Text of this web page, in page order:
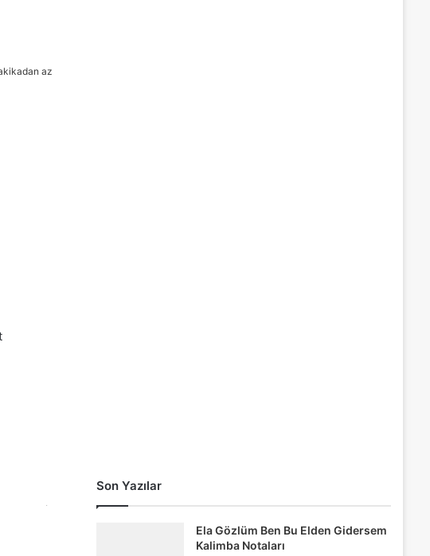
az
Son Yazılar
Ela Gözlüm Ben Bu Elden Gidersem
Kalimba Notaları